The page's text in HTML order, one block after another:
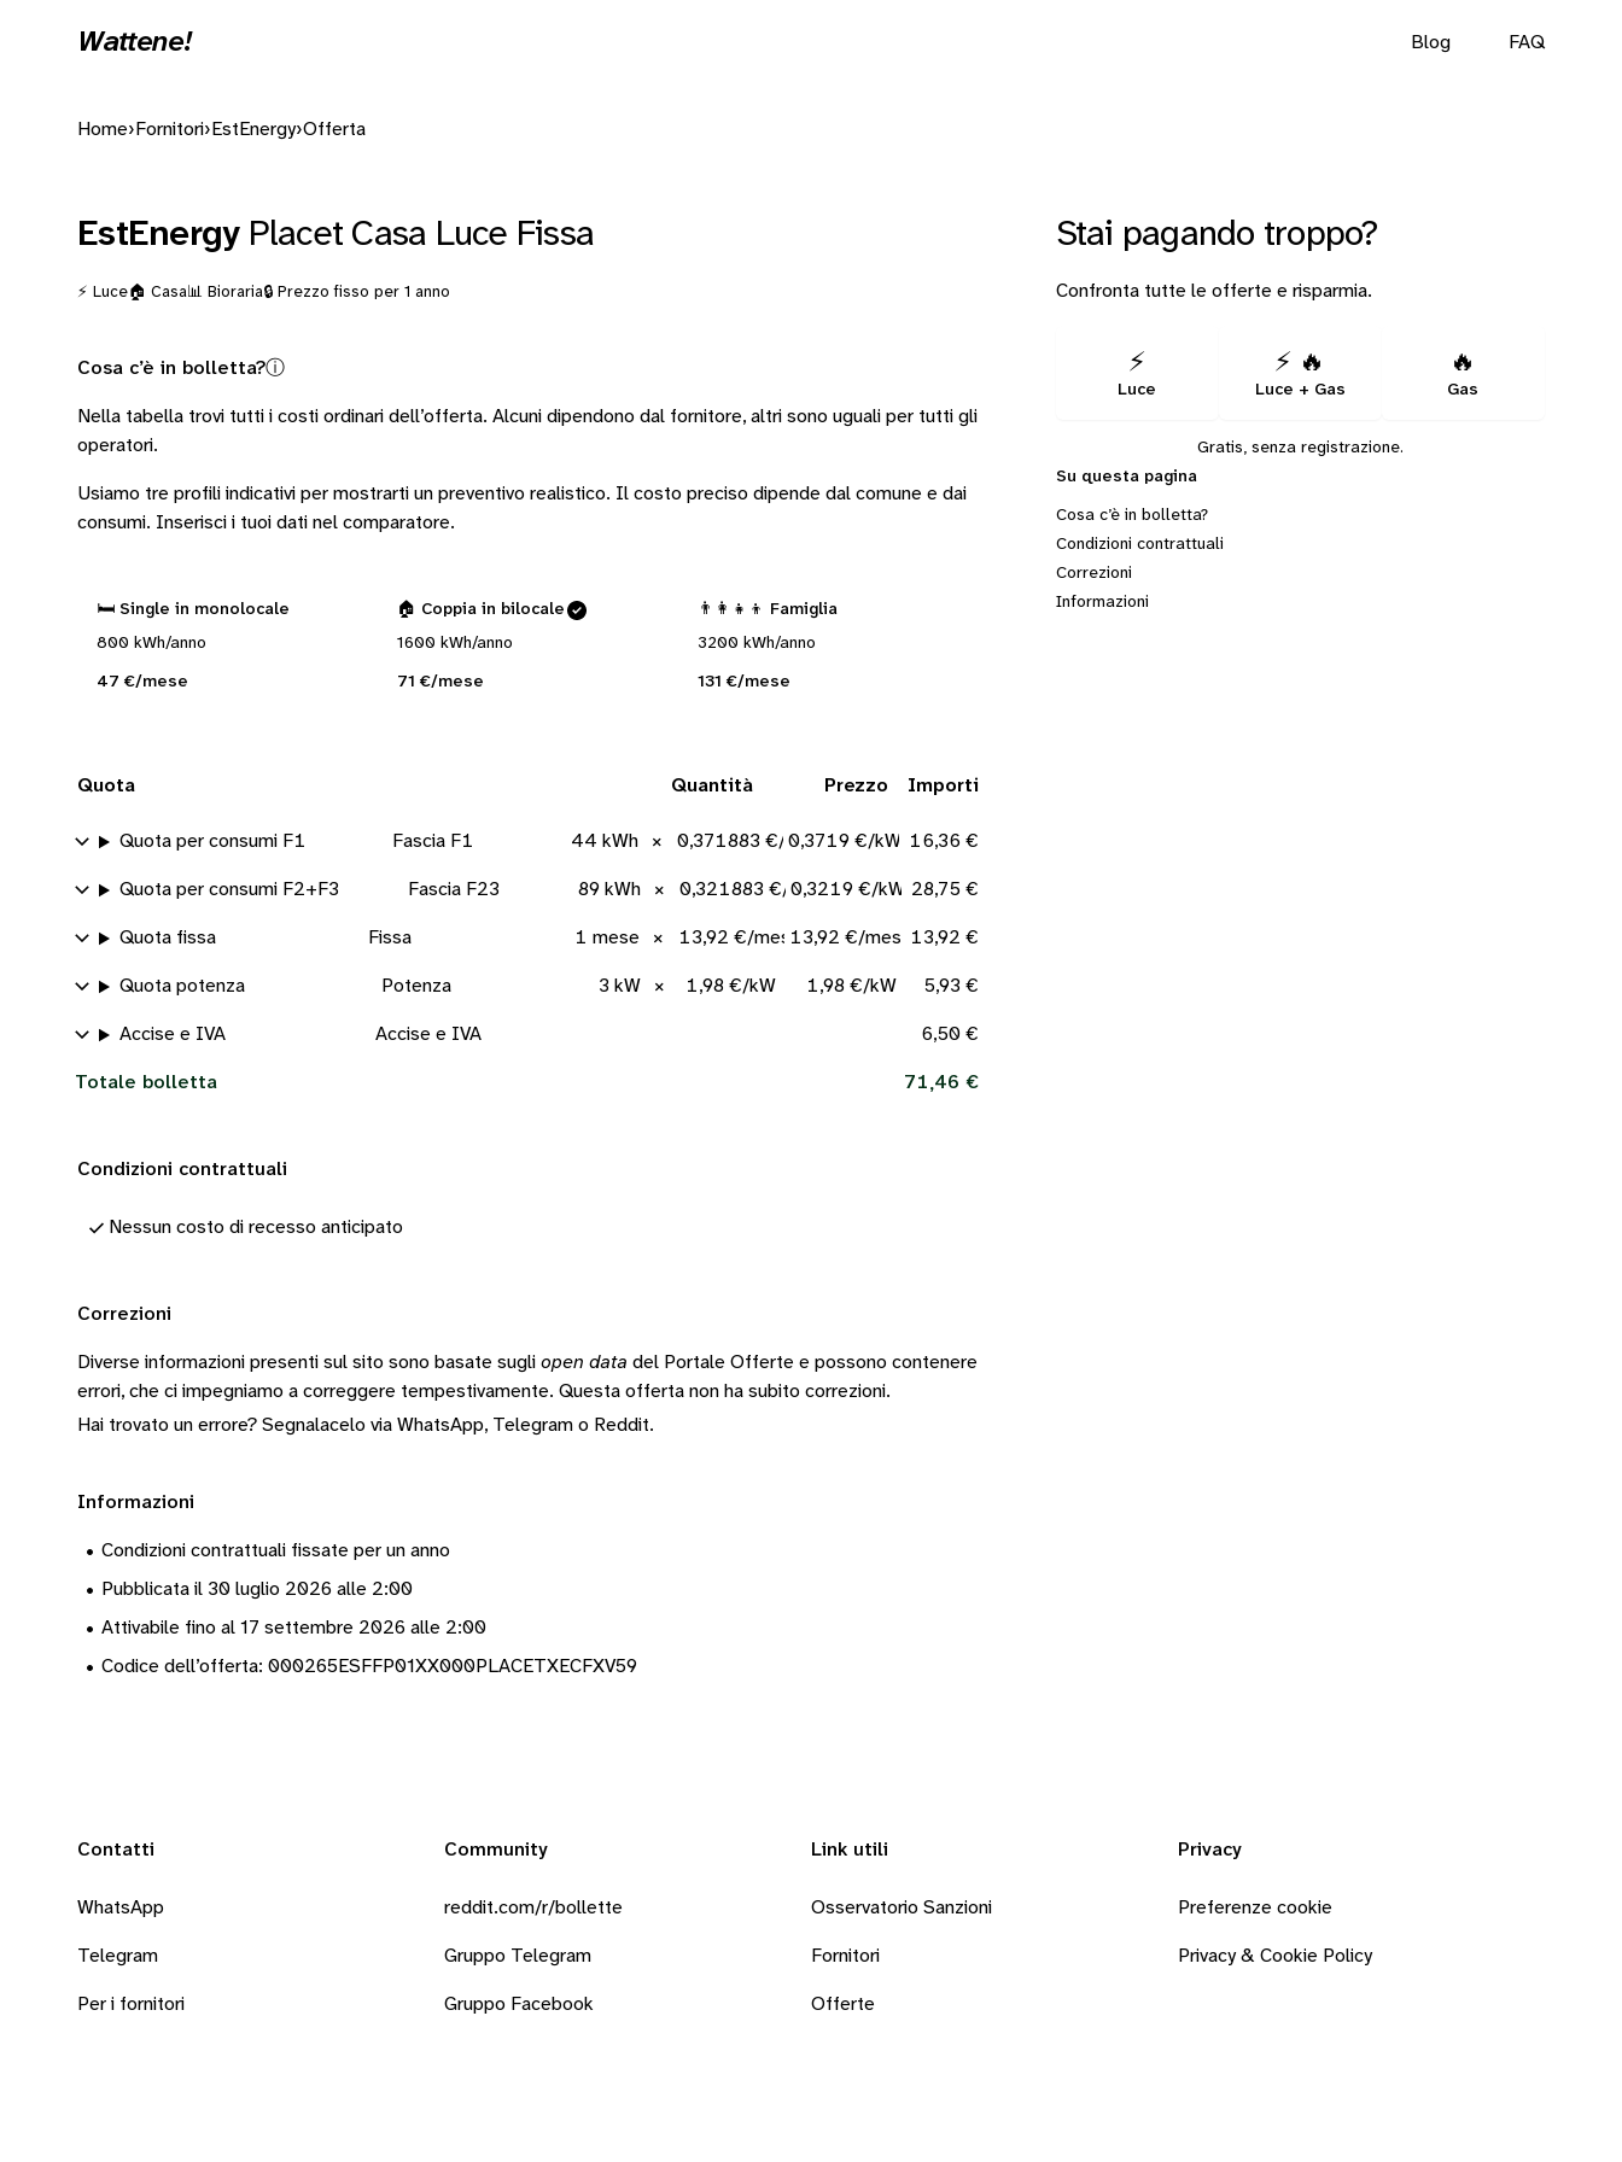
Wattene! Blog FAQ
Home› Fornitori› EstEnergy›Offerta
EstEnergy Placet Casa Luce Fissa
⚡ Luce🏠 Casa📊 Bioraria🔒 Prezzo fisso per 1 anno
Cosa c’è in bolletta?ⓘ
Nella tabella trovi tutti i costi ordinari dell’offerta. Alcuni dipendono dal fornitore, altri sono uguali per tutti gli
operatori.
Usiamo tre profili indicativi per mostrarti un preventivo realistico. Il costo preciso dipende dal comune e dai
consumi. Inserisci i tuoi dati nel comparatore.
🛏️ Single in monolocale
800 kWh/anno
47 €/mese
🏠 Coppia in bilocale
1600 kWh/anno
71 €/mese
👨‍👩‍👧‍👦 Famiglia
3200 kWh/anno
131 €/mese
Quota Quantità Prezzo Importi
Quota per consumi F1 Fascia F1 44 kWh × 0,371883 €/kWh0,3719 €/kWh 16,36 €
Quota per consumi F2+F3 Fascia F23 89 kWh × 0,321883 €/kWh0,3219 €/kWh28,75 €
Quota fissa Fissa 1 mese × 13,92 €/mese13,92 €/mese 13,92 €
Quota potenza Potenza 3 kW × 1,98 €/kW 1,98 €/kW 5,93 €
Accise e IVA Accise e IVA 6,50 €
Totale bolletta 71,46 €
Condizioni contrattuali
Nessun costo di recesso anticipato
Correzioni
Diverse informazioni presenti sul sito sono basate sugli open data del Portale Offerte e possono contenere
errori, che ci impegniamo a correggere tempestivamente. Questa offerta non ha subito correzioni.
Hai trovato un errore? Segnalacelo via WhatsApp, Telegram o Reddit.
Informazioni
• Condizioni contrattuali fissate per un anno
• Pubblicata il 30 luglio 2026 alle 2:00
• Attivabile fino al 17 settembre 2026 alle 2:00
• Codice dell’offerta: 000265ESFFP01XX000PLACETXECFXV59
Stai pagando troppo?
Confronta tutte le offerte e risparmia.
⚡
Luce
⚡ 🔥
Luce + Gas
🔥
Gas
Gratis, senza registrazione.
Su questa pagina
Cosa c’è in bolletta?
Condizioni contrattuali
Correzioni
Informazioni
Contatti
WhatsApp
Telegram
Per i fornitori
Community
reddit.com/r/bollette
Gruppo Telegram
Gruppo Facebook
Link utili
Osservatorio Sanzioni
Fornitori
Offerte
Privacy
Preferenze cookie
Privacy & Cookie Policy